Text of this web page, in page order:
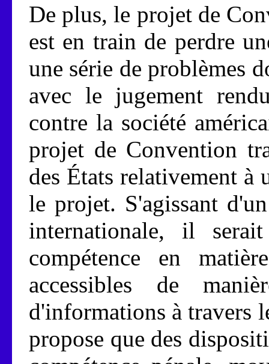
De plus, le projet de
est en train de perdre
une série de problèmes
avec le jugement
contre la société
projet de Convention
des États relativement à
le projet. S'agissant
internationale, il
compétence en
accessibles de
d'informations à travers
propose que des